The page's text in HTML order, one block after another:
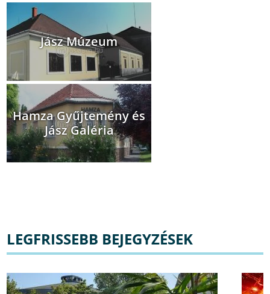
Jász Múzeum
Hamza Gyűjtemény és
Jász Galéria
LEGFRISSEBB BEJEGYZÉSEK